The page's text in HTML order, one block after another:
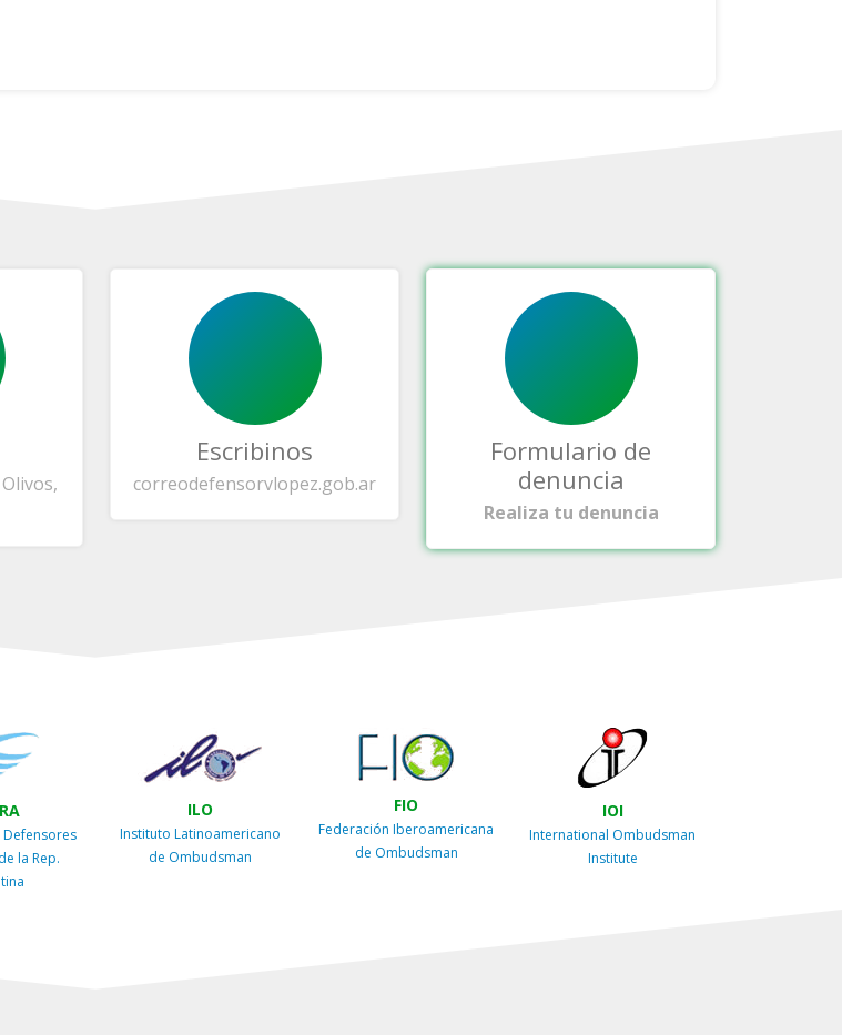
Escribinos
correodefensorvlopez.gob.ar
Formulario de
denuncia
Realiza tu denuncia
la Rep.
ILO
Instituto Latinoamericano
de Ombudsman
FIO
Federación Iberoamericana
de Ombudsman
IOI
International Ombudsman
Institute